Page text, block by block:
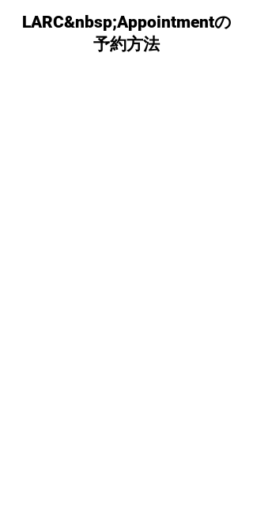
LARC&nbsp;Appointment​の
予約方法